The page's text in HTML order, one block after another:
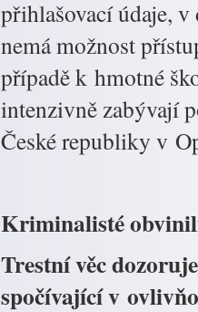
přihlašovací údaje, v
nemá možnost
případě k hmotné
intenzivně zabývají
České republiky v
Kriminalisté
Trestní věc
spočívající v